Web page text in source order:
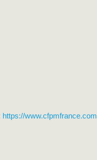
https://www.cfpmfrance.com